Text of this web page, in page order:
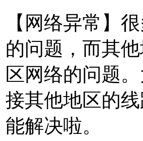
【网络异常】
的问题，而其
区网络的问题
接其他地区的
能解决啦。